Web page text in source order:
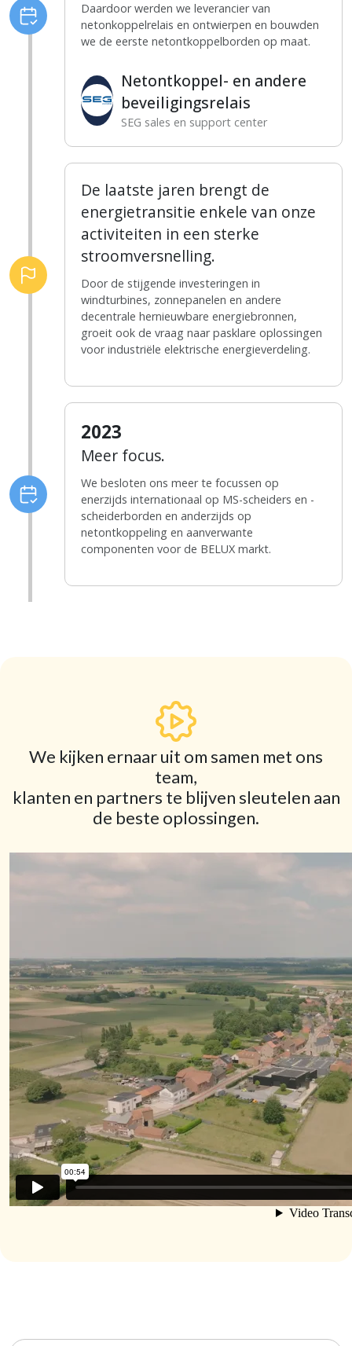
Daardoor werden we leverancier van
netonkoppelrelais en ontwierpen en bouwden
we de eerste netontkoppelborden op maat.
Netontkoppel- en andere
beveiligingsrelais
SEG sales en support center
De laatste jaren brengt de
energietransitie enkele van onze
activiteiten in een sterke
stroomversnelling.
Door de stijgende investeringen in
windturbines, zonnepanelen en andere
decentrale hernieuwbare energiebronnen,
groeit ook de vraag naar pasklare oplossingen
voor industriële elektrische energieverdeling.
2023
Meer focus.
We besloten ons meer te focussen op
enerzijds internationaal op MS-scheiders en -
scheiderborden en anderzijds op
netontkoppeling en aanverwante
componenten voor de BELUX markt.
We kijken ernaar uit om samen met ons
team,
klanten en partners te blijven sleutelen aan
de beste oplossingen.